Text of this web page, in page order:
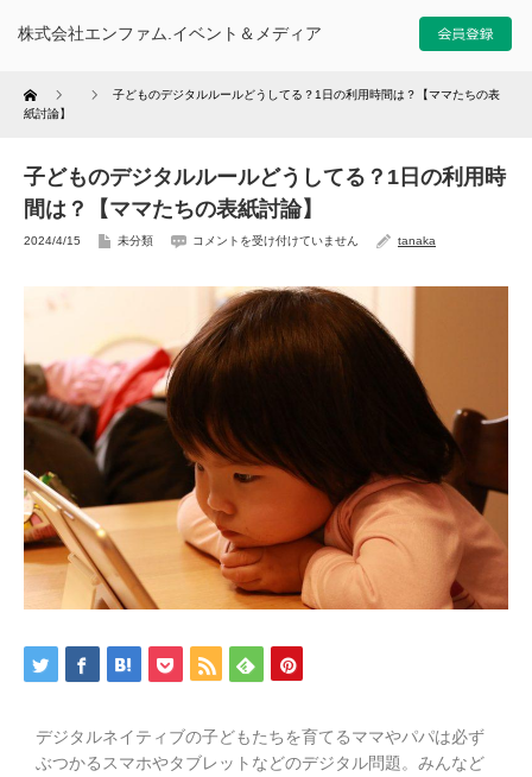
株式会社エンファム.イベント＆メディア
Home
子どものデジタルルールどうしてる？1日の利用時間は？【ママたちの表
紙討論】
子どものデジタルルールどうしてる？1日の利用時
間は？【ママたちの表紙討論】
2024/4/15 未分類 コメントを受け付けていません tanaka
デジタルネイティブの子どもたちを育てるママやパパは必ず
ぶつかるスマホやタブレットなどのデジタル問題。みんなど